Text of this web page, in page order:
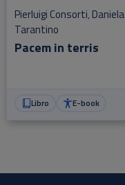
Pacem in terris
Pierluigi Consorti, Daniela
Tarantino
Libro E-book